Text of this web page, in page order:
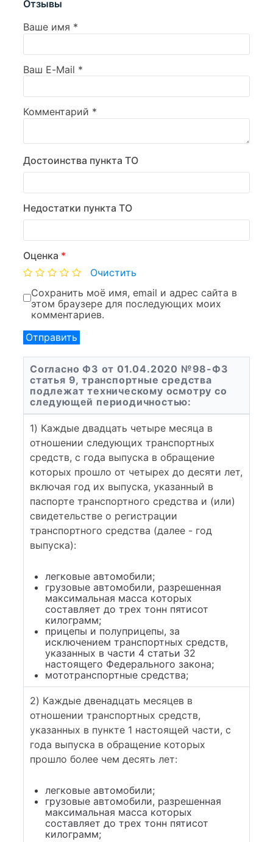
Отзывы
Ваше имя *
Ваш E-Mail *
Комментарий *
Достоинства пункта ТО
Недостатки пункта ТО
Оценка *
Очистить
Сохранить моё имя, email и адрес сайта в
этом браузере для последующих моих
комментариев.
Согласно ФЗ от 01.04.2020 №98-ФЗ
статья 9, транспортные средства
подлежат техническому осмотру со
следующей периодичностью:
1) Каждые двадцать четыре месяца в
отношении следующих транспортных
средств, с года выпуска в обращение
которых прошло от четырех до десяти лет,
включая год их выпуска, указанный в
паспорте транспортного средства и (или)
свидетельстве о регистрации
транспортного средства (далее - год
выпуска):
легковые автомобили;
грузовые автомобили, разрешенная
максимальная масса которых
составляет до трех тонн пятисот
килограмм;
прицепы и полуприцепы, за
исключением транспортных средств,
указанных в части 4 статьи 32
настоящего Федерального закона;
мототранспортные средства;
2) Каждые двенадцать месяцев в
отношении транспортных средств,
указанных в пункте 1 настоящей части, с
года выпуска в обращение которых
прошло более чем десять лет:
легковые автомобили;
грузовые автомобили, разрешенная
максимальная масса которых
составляет до трех тонн пятисот
килограмм;